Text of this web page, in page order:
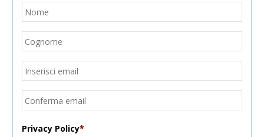
Nome
Email
Privacy Policy*